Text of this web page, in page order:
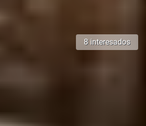
8 interesados